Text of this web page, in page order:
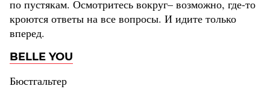
по пустякам. Осмотритесь вокруг– возможно, где-то
кроются ответы на все вопросы. И идите только
вперед.
BELLE YOU
Бюстгальтер